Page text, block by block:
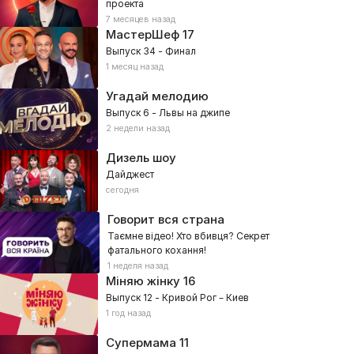
проекта
7 месяцев назад
МастерШеф17
Выпуск 34 - Финал
1 месяц назад
Угадай мелодию
Выпуск 6 - Львы на джипе
2 недели назад
Дизель шоу
Дайджест
сегодня
Говорит вся страна
Таємне відео! Хто вбивця? Секрет
фатального кохання!
1 неделя назад
Міняю жінку16
Выпуск 12 - Кривой Рог – Киев
1 год назад
Супермама 11